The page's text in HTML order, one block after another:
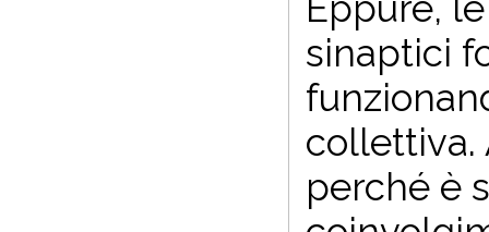
sinaptici
collettiva.
perché è